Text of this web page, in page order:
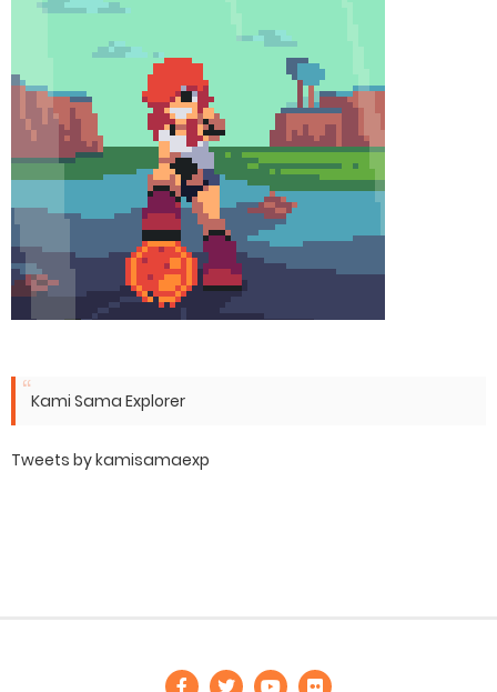
Kami Sama Explorer
Tweets by kamisamaexp